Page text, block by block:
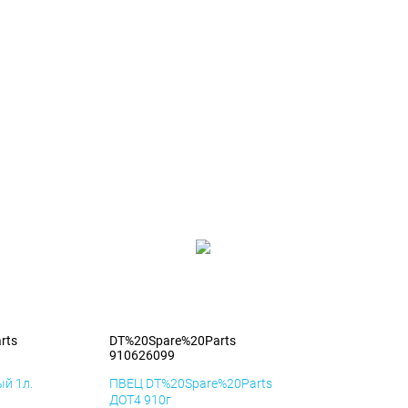
1л.
DT%20Spare%20Parts
910626099
ПВЕЦ DT%20Spare%20Parts
ДОТ4 910г